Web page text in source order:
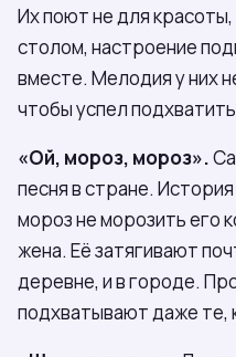
Их поют не для
столом, настроение
вместе. Мелодия у них
чтобы успел
«Ой, мороз, мороз».
песня в стране.
мороз не морозить его
жена. Её затягивают
деревне, и в городе.
подхватывают даже те,